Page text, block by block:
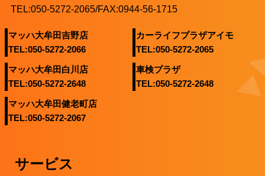
TEL:050-5272-2065/FAX:0944-56-1715
マッハ大牟田吉野店
TEL:050-5272-2066
カーライフプラザアイモ
TEL:050-5272-2065
マッハ大牟田白川店
TEL:050-5272-2648
車検プラザ
TEL:050-5272-2648
マッハ大牟田健老町店
TEL:050-5272-2067
サービス